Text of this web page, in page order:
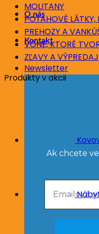
O nás
Kontakt
Newsletter
Ak chcete
MOLITANY
POŤAHOVÉ LÁTKY,
PREHOZY A
VÔNE, KTORÉ
ZĽAVY A VÝPREDAJ
Produkty v akcii